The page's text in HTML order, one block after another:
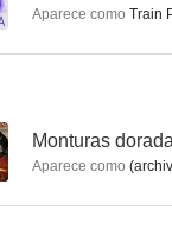
Aparece como Train
Monturas
Aparece como